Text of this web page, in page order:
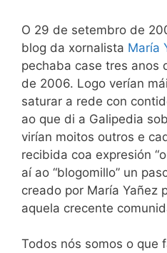
O 29 de setembro de
blog da xornalista María
pechaba case tres anos
de 2006. Logo verían
saturar a rede con
ao que di a Galipedia
virían moitos outros e
recibida coa expresión
aí ao “blogomillo” un
creado por María Yañez
aquela crecente
Todos nós somos o que